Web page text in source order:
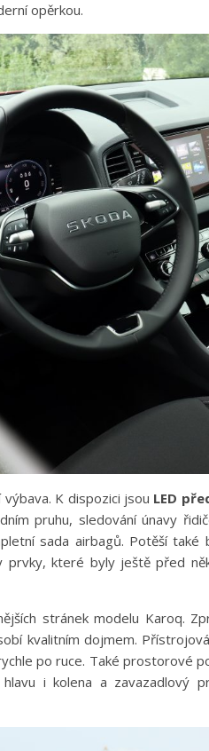
opěrkou.
K dispozici jsou LED
pruhu, sledování únavy
sada airbagů. Potěší
které byly ještě před
stránek modelu Karoq.
kvalitním dojmem.
po ruce. Také prostorové
i kolena a zavazadlový